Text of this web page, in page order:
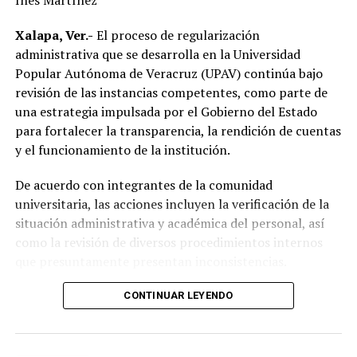
las principales demandas de la población.
“Mejorar el servicio de energía eléctrica ha sido una
prioridad desde el inicio de mi gobierno y continuaremos
gestionando recursos y proyectos que contribuyan al
desarrollo del municipio y al bienestar de las familias
alvaradeñas”.
Por último, reconoció y agradeció a la gobernadora del
Alvarado, así como a personal directivo de la CFE por la
disposición y coordinación institucional para impulsar
estas importantes acciones en beneficio del municipio.
Xalapa, Ver.- El proceso de regularización
administrativa que se desarrolla en la Universidad
Popular Autónoma de Veracruz (UPAV) continúa bajo
revisión de las instancias competentes, como parte de
una estrategia impulsada por el Gobierno del Estado
para fortalecer la transparencia, la rendición de cuentas
y el funcionamiento de la institución.
De acuerdo con integrantes de la comunidad
universitaria, las acciones incluyen la verificación de la
situación administrativa y académica del personal, así
como la revisión de diversos procedimientos internos
Entre los aspectos que son objeto de análisis se
simultáneas en distintos centros de estudio, la
CONTINUAR LEYENDO